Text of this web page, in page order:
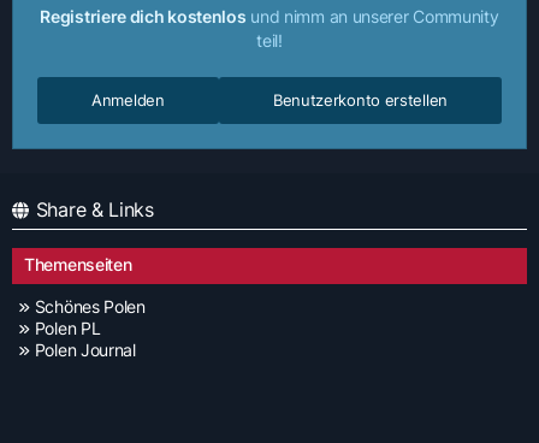
Registriere dich kostenlos und nimm an unserer Community
teil!
Benutzerkonto erstellen
Anmelden
Share & Links
Themenseiten
Schönes Polen
Polen PL
Polen Journal